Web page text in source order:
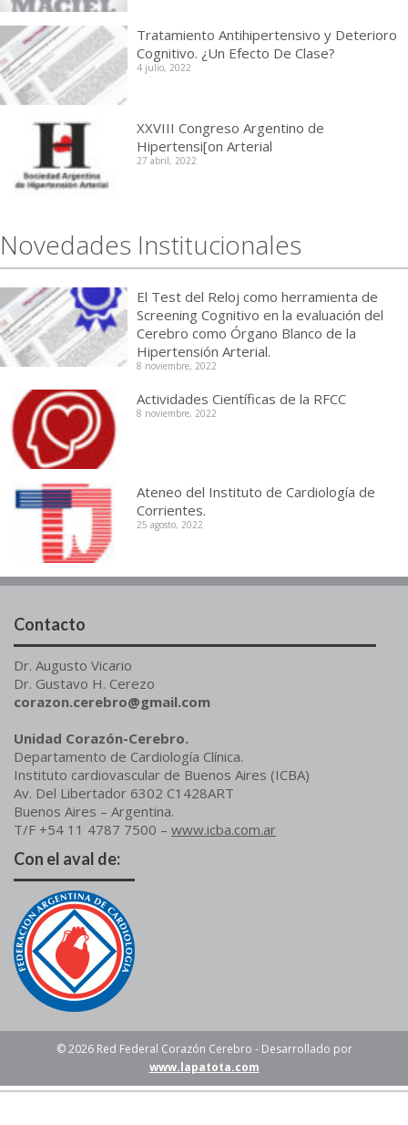
Tratamiento Antihipertensivo y Deterioro
Cognitivo. ¿Un Efecto De Clase?
4 julio, 2022
XXVIII Congreso Argentino de
Hipertensi[on Arterial
27 abril, 2022
Novedades Institucionales
El Test del Reloj como herramienta de
Screening Cognitivo en la evaluación del
Cerebro como Órgano Blanco de la
Hipertensión Arterial.
8 noviembre, 2022
Actividades Científicas de la RFCC
8 noviembre, 2022
Ateneo del Instituto de Cardiología de
Corrientes.
25 agosto, 2022
Contacto
Dr. Augusto Vicario
Dr. Gustavo H. Cerezo
corazon.cerebro@gmail.com
Unidad Corazón-Cerebro.
Departamento de Cardiología Clínica.
Instituto cardiovascular de Buenos Aires (ICBA)
Av. Del Libertador 6302 C1428ART
Buenos Aires – Argentina.
T/F +54 11 4787 7500 – www.icba.com.ar
Con el aval de:
© 2026 Red Federal Corazón Cerebro - Desarrollado por
www.lapatota.com